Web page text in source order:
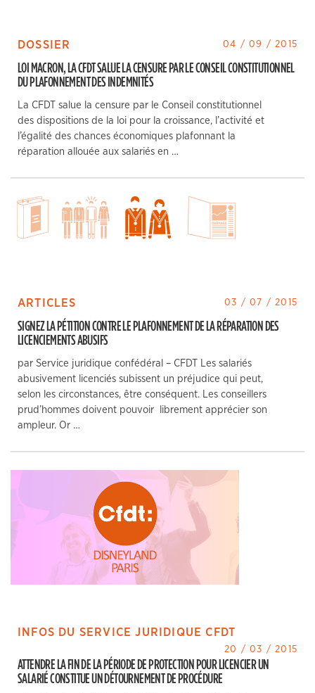
DOSSIER 04 / 09 / 2015
LOI MACRON, LA CFDT SALUE LA CENSURE PAR LE CONSEIL CONSTITUTIONNEL
DU PLAFONNEMENT DES INDEMNITÉS
La CFDT salue la censure par le Conseil constitutionnel
des dispositions de la loi pour la croissance, l’activité et
l’égalité des chances économiques plafonnant la
réparation allouée aux salariés en …
ARTICLES 03 / 07 / 2015
SIGNEZ LA PÉTITION CONTRE LE PLAFONNEMENT DE LA RÉPARATION DES
LICENCIEMENTS ABUSIFS
par Service juridique confédéral – CFDT Les salariés
abusivement licenciés subissent un préjudice qui peut,
selon les circonstances, être conséquent. Les conseillers
prud’hommes doivent pouvoir librement apprécier son
ampleur. Or …
INFOS DU SERVICE JURIDIQUE CFDT
20 / 03 / 2015
ATTENDRE LA FIN DE LA PÉRIODE DE PROTECTION POUR LICENCIER UN
SALARIÉ CONSTITUE UN DÉTOURNEMENT DE PROCÉDURE